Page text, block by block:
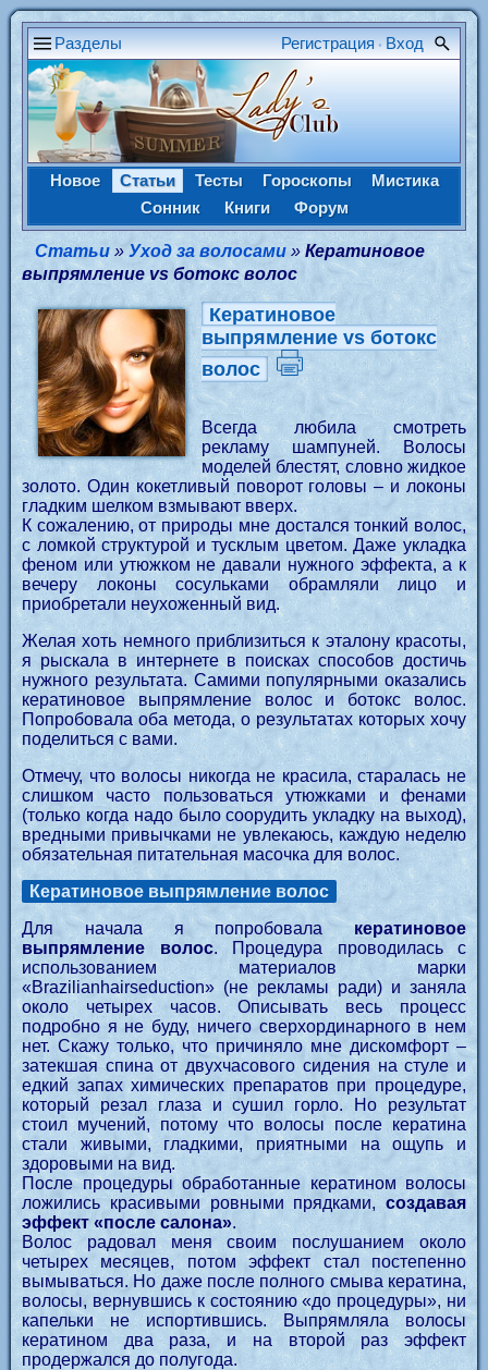
Разделы Регистрация • Вход
Новое Статьи Тесты Гороскопы
Мистика
Сонник
Книги Форум
Статьи»Уход за волосами »Кератиновое
выпрямление vs ботокс волос
Кератиновое
выпрямление vs ботокс
волос
Всегда любила смотреть
рекламу шампуней. Волосы
моделей блестят, словно жидкое
золото. Один кокетливый поворот головы – и локоны
гладким шелком взмывают вверх.
К сожалению, от природы мне достался тонкий волос,
с ломкой структурой и тусклым цветом. Даже укладка
феном или утюжком не давали нужного эффекта, а к
вечеру локоны сосульками обрамляли лицо и
приобретали неухоженный вид.
Желая хоть немного приблизиться к эталону красоты,
я рыскала в интернете в поисках способов достичь
нужного результата. Самими популярными оказались
кератиновое выпрямление волос и ботокс волос.
Попробовала оба метода, о результатах которых хочу
поделиться с вами.
Отмечу, что волосы никогда не красила, старалась не
слишком часто пользоваться утюжками и фенами
(только когда надо было соорудить укладку на выход),
вредными привычками не увлекаюсь, каждую неделю
обязательная питательная масочка для волос.
Кератиновое выпрямление волос
Для начала я попробовалакератиновое
выпрямление волос. Процедура проводилась с
использованием материалов марки
«Brazilianhairseduction» (не рекламы ради) и заняла
около четырех часов. Описывать весь процесс
подробно я не буду, ничего сверхординарного в нем
нет. Скажу только, что причиняло мне дискомфорт –
затекшая спина от двухчасового сидения на стуле и
едкий запах химических препаратов при процедуре,
который резал глаза и сушил горло. Но результат
стоил мучений, потому что волосы после кератина
стали живыми, гладкими, приятными на ощупь и
здоровыми на вид.
После процедуры обработанные кератином волосы
ложились красивыми ровными прядками,создавая
эффект «после салона».
Волос радовал меня своим послушанием около
четырех месяцев, потом эффект стал постепенно
вымываться. Но даже после полного смыва кератина,
волосы, вернувшись к состоянию «до процедуры», ни
капельки не испортившись. Выпрямляла волосы
кератином два раза, и на второй раз эффект
продержался до полугода.